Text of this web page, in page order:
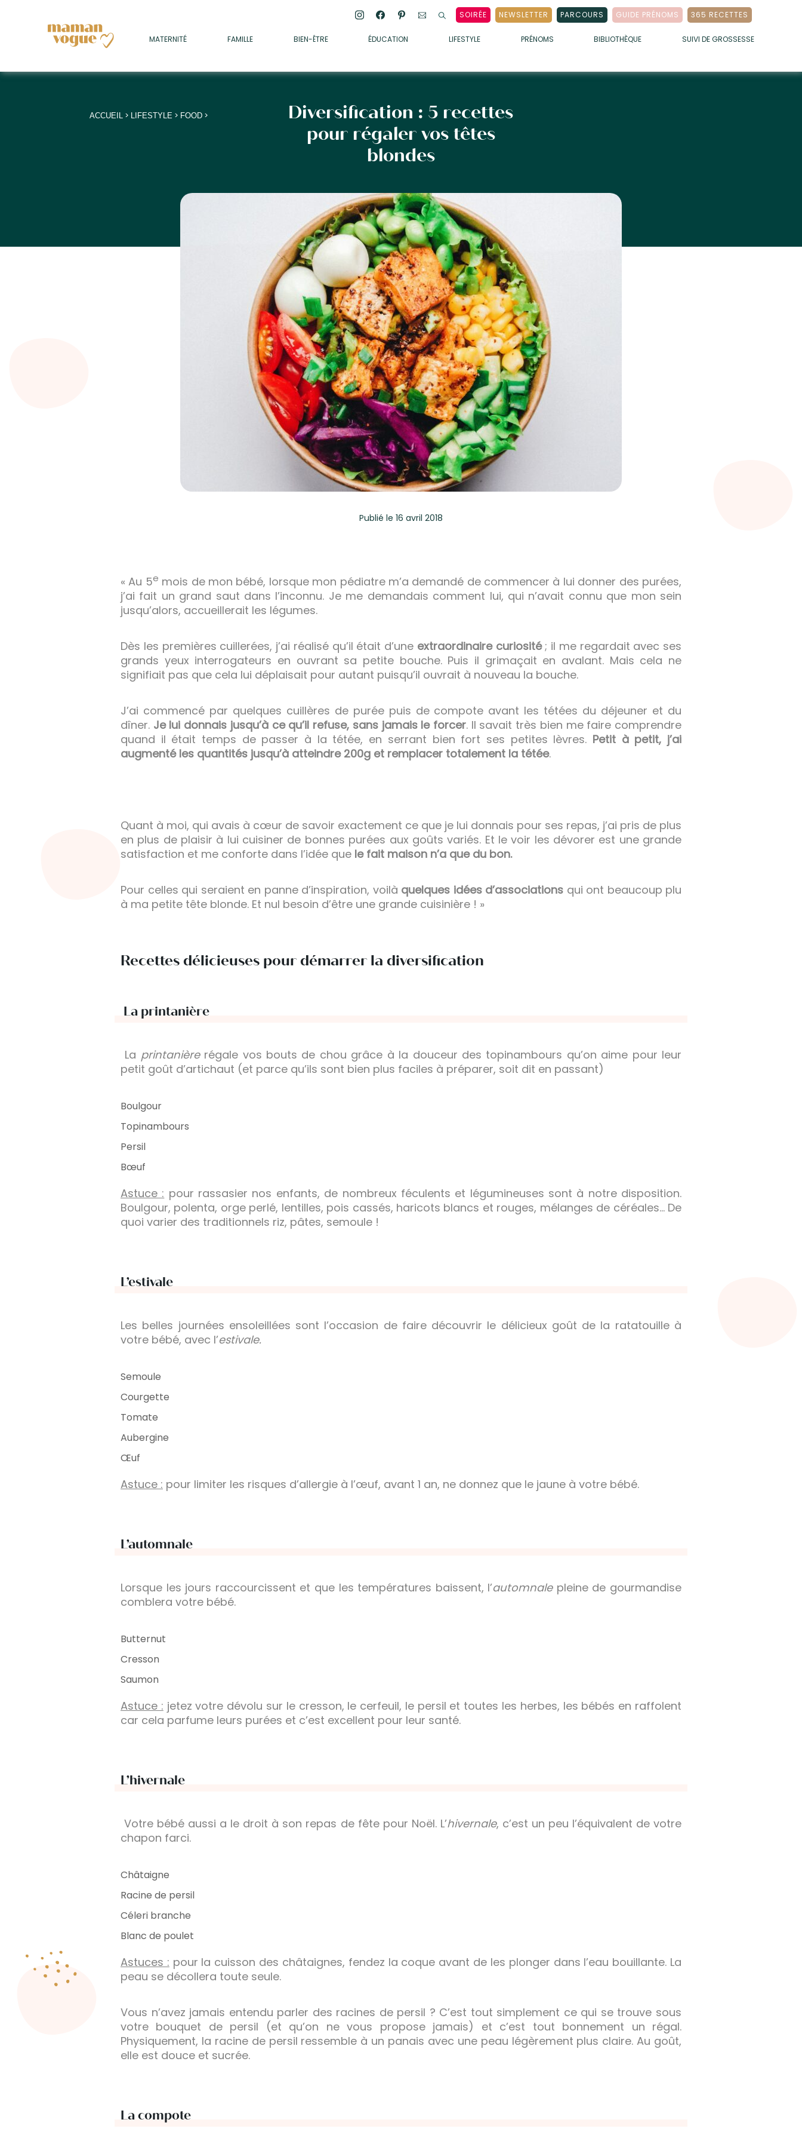
SOIRÉE NEWSLETTER PARCOURS GUIDE PRÉNOMS 365 RECETTES
MATERNITÉ FAMILLE BIEN-ÊTRE ÉDUCATION LIFESTYLE PRÉNOMS BIBLIOTHÈQUE SUIVI DE GROSSESSE
• SOMMEIL
• MÉDECINE DOUCE
+
+
ACCUEIL> LIFESTYLE> FOOD>
Diversification : 5 recettes
pour régaler vos têtes
blondes
Publié le 16 avril 2018
« Au 5e mois de mon bébé, lorsque mon pédiatre m’a demandé de commencer à lui donner des purées,
j’ai fait un grand saut dans l’inconnu. Je me demandais comment lui, qui n’avait connu que mon sein
jusqu’alors, accueillerait les légumes.
Dès les premières cuillerées, j’ai réalisé qu’il était d’une extraordinaire curiosité; il me regardait avec ses
grands yeux interrogateurs en ouvrant sa petite bouche. Puis il grimaçait en avalant. Mais cela ne
signifiait pas que cela lui déplaisait pour autant puisqu’il ouvrait à nouveau la bouche.
J’ai commencé par quelques cuillères de purée puis de compote avant les tétées du déjeuner et du
dîner. Je lui donnais jusqu’à ce qu’il refuse, sans jamais le forcer. Il savait très bien me faire comprendre
quand il était temps de passer à la tétée, en serrant bien fort ses petites lèvres. Petit à petit, j’ai
augmenté les quantités jusqu’à atteindre 200g et remplacer totalement la tétée.
Quant à moi, qui avais à cœur de savoir exactement ce que je lui donnais pour ses repas, j’ai pris de plus
en plus de plaisir à lui cuisiner de bonnes purées aux goûts variés. Et le voir les dévorer est une grande
satisfaction et me conforte dans l’idée que le fait maison n’a que du bon.
Pour celles qui seraient en panne d’inspiration, voilà quelques idées d’associations qui ont beaucoup plu
à ma petite tête blonde. Et nul besoin d’être une grande cuisinière ! »
Recettes délicieuses pour démarrer la diversification
La printanière
La printanièrerégale vos bouts de chou grâce à la douceur des topinambours qu’on aime pour leur
petit goût d’artichaut (et parce qu’ils sont bien plus faciles à préparer, soit dit en passant)
Boulgour
Topinambours
Persil
Bœuf
Astuce : pour rassasier nos enfants, de nombreux féculents et légumineuses sont à notre disposition.
Boulgour, polenta, orge perlé, lentilles, pois cassés, haricots blancs et rouges, mélanges de céréales… De
quoi varier des traditionnels riz, pâtes, semoule !
L’estivale
Les belles journées ensoleillées sont l’occasion de faire découvrir le délicieux goût de la ratatouille à
votre bébé, avec l’estivale.
Semoule
Courgette
Tomate
Aubergine
Œuf
Astuce : pour limiter les risques d’allergie à l’œuf, avant 1 an, ne donnez que le jaune à votre bébé.
L’automnale
Lorsque les jours raccourcissent et que les températures baissent, l’automnalepleine de gourmandise
comblera votre bébé.
Butternut
Cresson
Saumon
Astuce : jetez votre dévolu sur le cresson, le cerfeuil, le persil et toutes les herbes, les bébés en raffolent
car cela parfume leurs purées et c’est excellent pour leur santé.
L’hivernale
Votre bébé aussi a le droit à son repas de fête pour Noël. L’hivernale, c’est un peu l’équivalent de votre
chapon farci.
Châtaigne
Racine de persil
Céleri branche
Blanc de poulet
Astuces : pour la cuisson des châtaignes, fendez la coque avant de les plonger dans l’eau bouillante. La
peau se décollera toute seule.
Vous n’avez jamais entendu parler des racines de persil ? C’est tout simplement ce qui se trouve sous
votre bouquet de persil (et qu’on ne vous propose jamais) et c’est tout bonnement un régal.
Physiquement, la racine de persil ressemble à un panais avec une peau légèrement plus claire. Au goût,
elle est douce et sucrée.
La compote